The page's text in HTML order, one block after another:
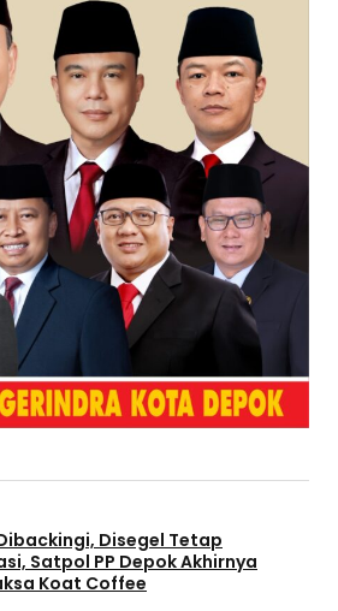
Disegel Tetap
Satpol PP Depok Akhirnya
Koat Coffee